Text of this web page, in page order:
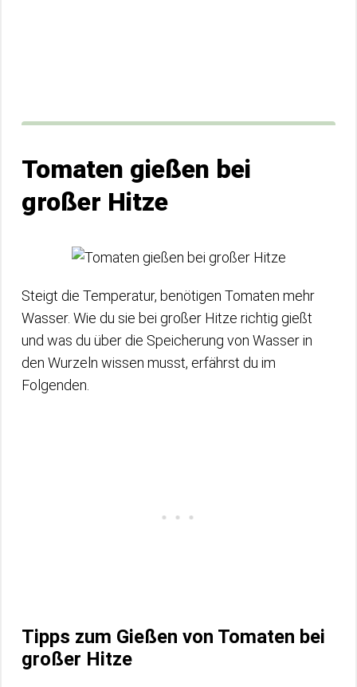
Tomaten gießen bei
großer Hitze
Steigt die Temperatur, benötigen Tomaten mehr
Wasser. Wie du sie bei großer Hitze richtig gießt
und was du über die Speicherung von Wasser in
den Wurzeln wissen musst, erfährst du im
Folgenden.
Tipps zum Gießen von Tomaten bei
großer Hitze